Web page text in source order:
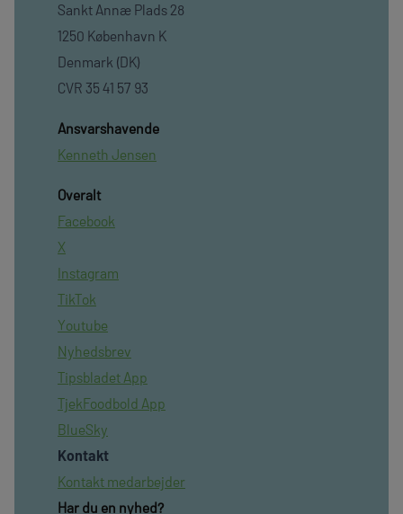
Sankt Annæ Plads 28
1250 København K
Denmark (DK)
CVR 35 41 57 93
Ansvarshavende
Kenneth Jensen
Overalt
Facebook
X
Instagram
TikTok
Youtube
Nyhedsbrev
Tipsbladet App
TjekFoodbold App
BlueSky
Kontakt
Kontakt medarbejder
Har du en nyhed?